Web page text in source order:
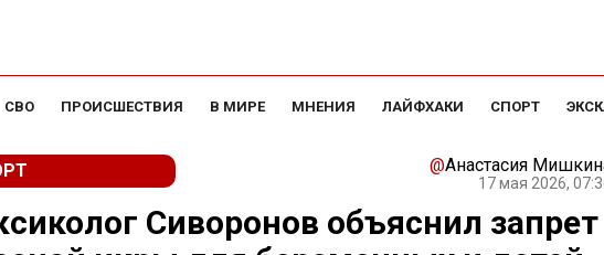
СВО ПРОИСШЕСТВИЯ В МИРЕ МНЕНИЯ ЛАЙФХАКИ СПОРТ
@Анастасия
17 мая 2026,
Сиворонов объяснил запрет